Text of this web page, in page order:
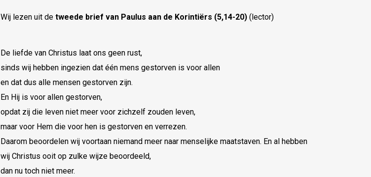
Wij lezen uit de tweede brief van Paulus aan de Korintiërs (5,14-20)(lector)
De liefde van Christus laat ons geen rust,
sinds wij hebben ingezien dat één mens gestorven is voor allen
en dat dus alle mensen gestorven zijn.
En Hij is voor allen gestorven,
opdat zij die leven niet meer voor zichzelf zouden leven,
maar voor Hem die voor hen is gestorven en verrezen.
Daarom beoordelen wij voortaan niemand meer naar menselijke maatstaven. En al hebben
wij Christus ooit op zulke wijze beoordeeld,
dan nu toch niet meer.